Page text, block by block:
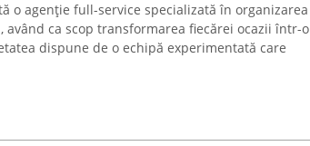
o agenție full-service specializată în organizarea
având ca scop transformarea fiecărei ocazii într-o
dispune de o echipă experimentată care